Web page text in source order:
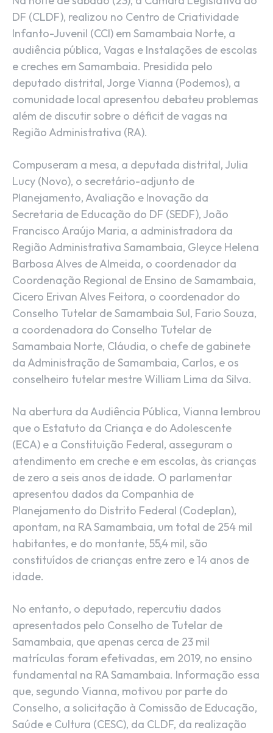
DF (CLDF), realizou no Centro de Criatividade
Infanto-Juvenil (CCI) em Samambaia Norte, a
audiência pública, Vagas e Instalações de escolas
e creches em Samambaia. Presidida pelo
deputado distrital, Jorge Vianna (Podemos), a
comunidade local apresentou debateu problemas
além de discutir sobre o déficit de vagas na
Região Administrativa (RA).
Compuseram a mesa, a deputada distrital, Julia
Lucy (Novo), o secretário-adjunto de
Planejamento, Avaliação e Inovação da
Secretaria de Educação do DF (SEDF), João
Francisco Araújo Maria, a administradora da
Região Administrativa Samambaia, Gleyce Helena
Barbosa Alves de Almeida, o coordenador da
Coordenação Regional de Ensino de Samambaia,
Cicero Erivan Alves Feitora, o coordenador do
Conselho Tutelar de Samambaia Sul, Fario Souza,
a coordenadora do Conselho Tutelar de
Samambaia Norte, Cláudia, o chefe de gabinete
da Administração de Samambaia, Carlos, e os
conselheiro tutelar mestre William Lima da Silva.
Na abertura da Audiência Pública, Vianna lembrou
que o Estatuto da Criança e do Adolescente
(ECA) e a Constituição Federal, asseguram o
atendimento em creche e em escolas, às crianças
de zero a seis anos de idade. O parlamentar
apresentou dados da Companhia de
Planejamento do Distrito Federal (Codeplan),
apontam, na RA Samambaia, um total de 254 mil
habitantes, e do montante, 55,4 mil, são
constituídos de crianças entre zero e 14 anos de
idade.
No entanto, o deputado, repercutiu dados
apresentados pelo Conselho de Tutelar de
Samambaia, que apenas cerca de 23 mil
matrículas foram efetivadas, em 2019, no ensino
fundamental na RA Samambaia. Informação essa
que, segundo Vianna, motivou por parte do
Conselho, a solicitação à Comissão de Educação,
Saúde e Cultura (CESC), da CLDF, da realização